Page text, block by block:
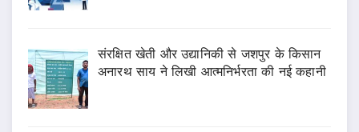
संरक्षित खेती और उद्यानिकी से जशपुर के किसान
अनारथ साय ने लिखी आत्मनिर्भरता की नई कहानी